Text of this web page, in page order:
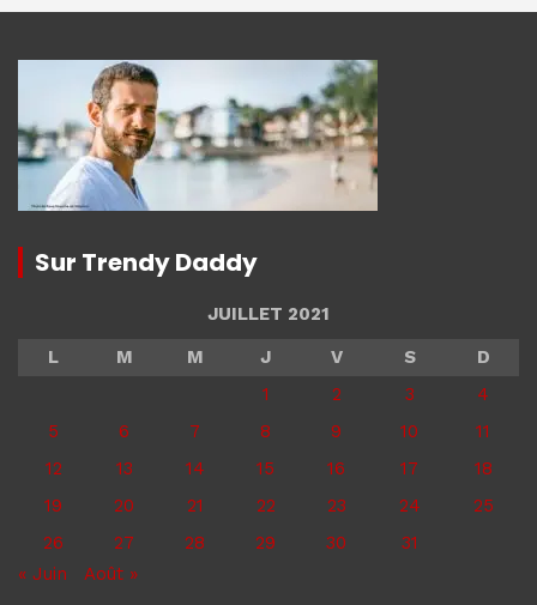
Sur Trendy Daddy
JUILLET 2021
L
M M J V S
D
1
2 3
4
5
6 7 8 9 10
11
12
13 14 15 16 17
18
19
20 21 22 23 24
25
26
27 28 29 30
31
« Juin
Août »